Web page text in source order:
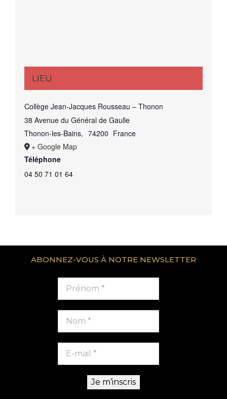
LIEU
Collège Jean-Jacques Rousseau – Thonon
38 Avenue du Général de Gaulle
Thonon-les-Bains, 74200 France
+ Google Map
Téléphone
04 50 71 01 64
ABONNEZ-VOUS À NOTRE NEWSLETTER